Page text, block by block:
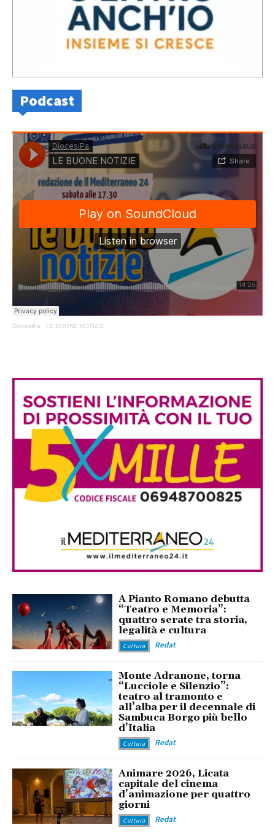
Podcast
DiocesiPa · LE BUONE NOTIZIE
A Pianto Romano debutta
“Teatro e Memoria”:
quattro serate tra storia,
legalità e cultura
Cultura Redat
Monte Adranone, torna
“Lucciole e Silenzio”:
teatro al tramonto e
all’alba per il decennale di
Sambuca Borgo più bello
d’Italia
Cultura Redat
Animare 2026, Licata
capitale del cinema
d’animazione per quattro
giorni
Cultura Redat